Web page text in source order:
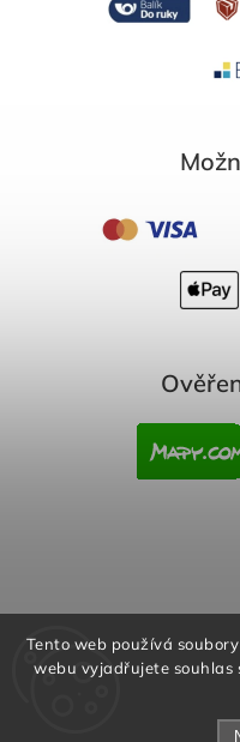
Tento web používá
webu vyjadřujete souhlas
Obchodní
Podmínky